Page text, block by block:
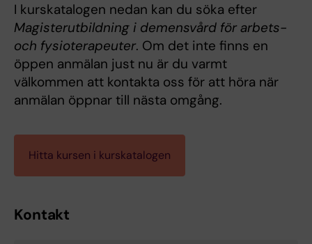
I kurskatalogen nedan kan du söka efter
Magisterutbildning i demensvård för arbets-
och fysioterapeuter. Om det inte finns en
öppen anmälan just nu är du varmt
välkommen att kontakta oss för att höra när
anmälan öppnar till nästa omgång.
Hitta kursen i kurskatalogen
Kontakt